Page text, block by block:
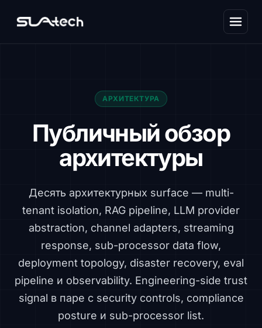
АРХИТЕКТУРА
Публичный обзор
архитектуры
Десять архитектурных surface — multi-
tenant isolation, RAG pipeline, LLM provider
abstraction, channel adapters, streaming
response, sub-processor data flow,
deployment topology, disaster recovery, eval
pipeline и observability. Engineering-side trust
signal в паре с security controls, compliance
posture и sub-processor list.